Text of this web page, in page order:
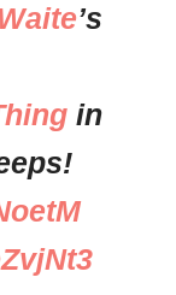
’s
in